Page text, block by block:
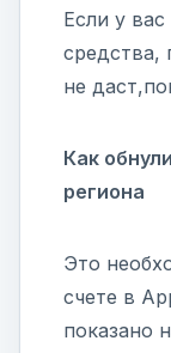
Если у
средства,
не
Как
региона
Это
счете в
показано